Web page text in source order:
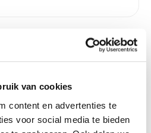
van cookies
content en advertenties te
voor social media te bieden
In stock